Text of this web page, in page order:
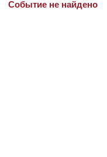
Событие не найдено